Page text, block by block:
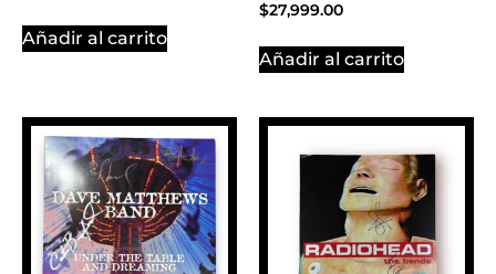
Añadir al carrito
$27,999.00
Añadir al carrito